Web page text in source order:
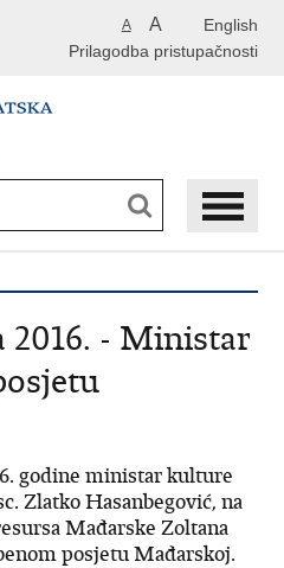
English
A A
Prilagodba pristupačnosti
2016. - Ministar
godine ministar kulture
Zlatko Hasanbegović, na
Mađarske Zoltana
posjetu Mađarskoj.